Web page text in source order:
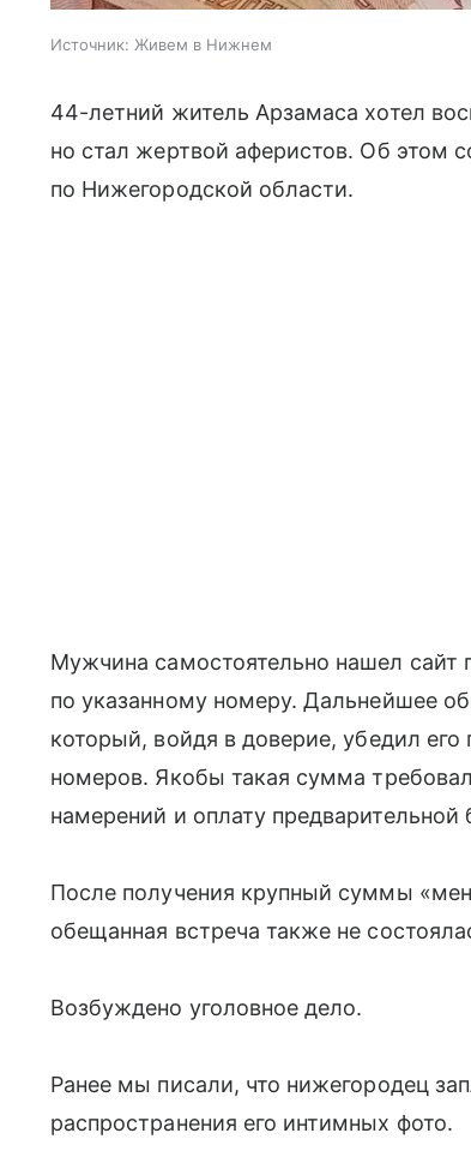
Источник: Живем в Нижнем
44-летний житель Арзамаса хотел
но стал жертвой аферистов. Об этом
по Нижегородской области.
Мужчина самостоятельно нашел сайт
по указанному номеру. Дальнейшее
который, войдя в доверие, убедил
номеров. Якобы такая сумма
намерений и оплату предварительной
После получения крупный суммы
обещанная встреча также не
Возбуждено уголовное дело.
Ранее мы писали, что нижегородец
распространения его интимных фото.